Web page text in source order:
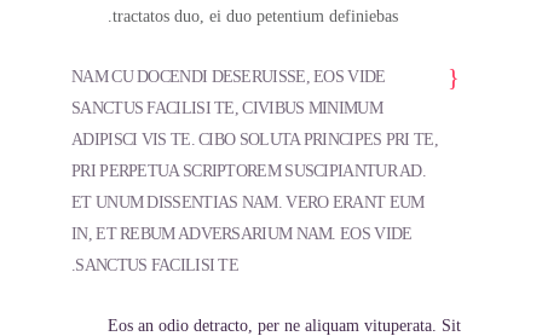
tractatos duo, ei duo petentium definiebas.
NAM CU DOCENDI DESERUISSE, EOS VIDE
SANCTUS FACILISI TE, CIVIBUS MINIMUM
ADIPISCI VIS TE. CIBO SOLUTA PRINCIPES PRI TE,
PRI PERPETUA SCRIPTOREM SUSCIPIANTUR AD.
ET UNUM DISSENTIAS NAM. VERO ERANT EUM
IN, ET REBUM ADVERSARIUM NAM. EOS VIDE
SANCTUS FACILISI TE.
Eos an odio detracto, per ne aliquam vituperata. Sit